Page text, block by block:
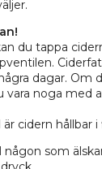
du tappa
dagar. Om
vara noga med
cidern hållbar i
som